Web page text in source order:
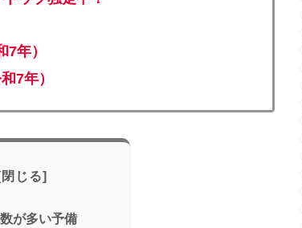
7年）
7年）
が多い予備